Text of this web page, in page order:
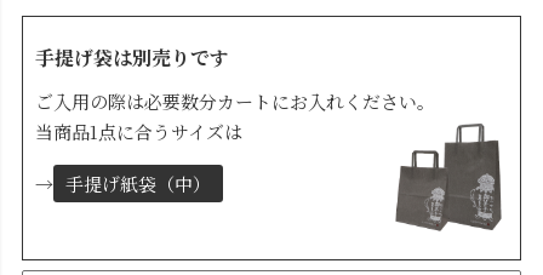
手提げ袋は別売りです
ご入用の際は必要数分カートにお入れください。
当商品1点に合うサイズは
→ 手提げ紙袋（中）